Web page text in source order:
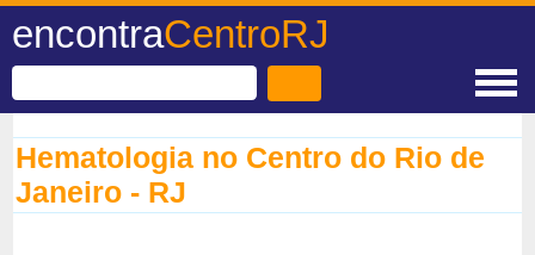
encontraCentroRJ
Hematologia no Centro do Rio de
Janeiro - RJ